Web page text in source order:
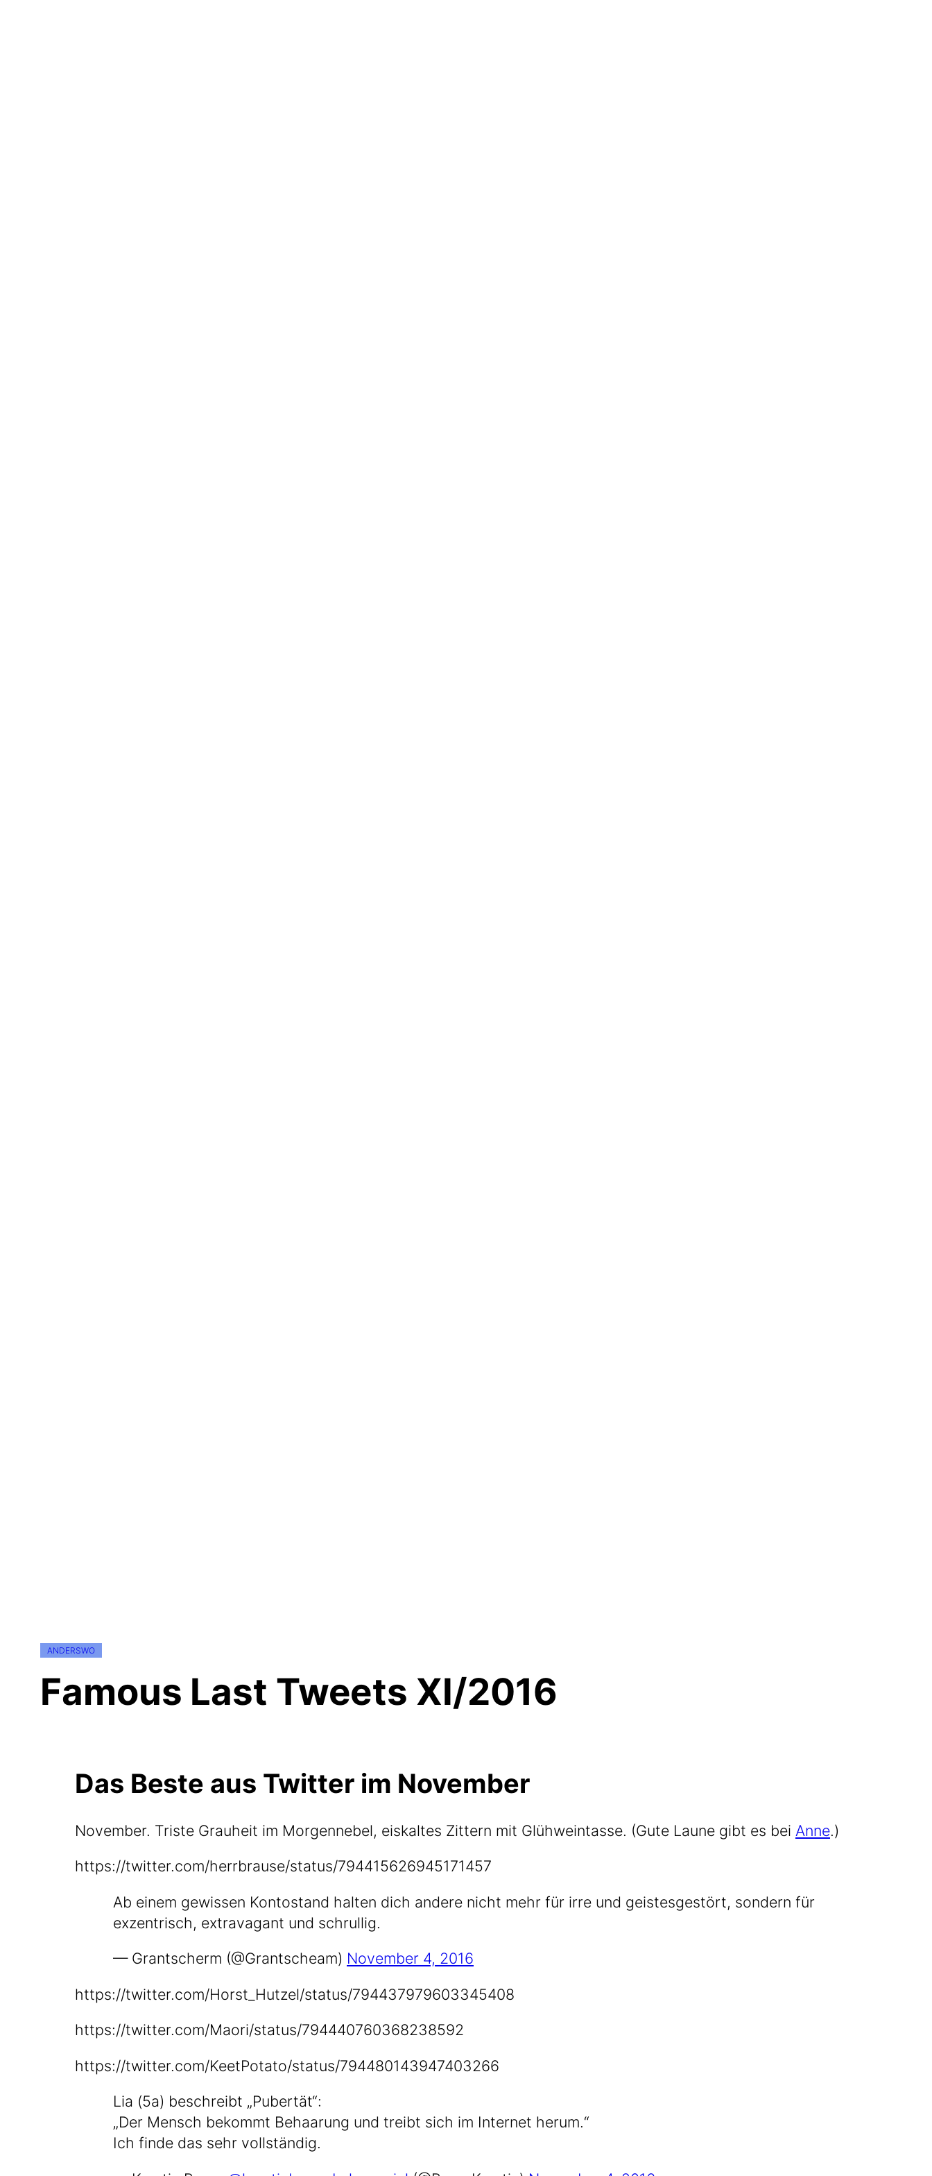
ANDERSWO
Famous Last Tweets XI/2016
Das Beste aus Twitter im November
Novem­ber. Tris­te Grau­heit im Mor­gen­ne­bel, eis­kal­tes Zit­tern mit Glüh­wein­tas­se. (Gute Lau­ne gibt es bei Anne.)
https://​twit​ter​.com/​h​e​r​r​b​r​a​u​s​e​/​s​t​a​t​u​s​/​7​9​4​4​1​5​6​2​6​9​4​5​1​7​1​457
Ab einem gewis­sen Kon­to­stand hal­ten dich ande­re nicht mehr für irre und geis­tes­ge­stört, son­dern für
exzen­trisch, extra­va­gant und schrullig.
— Grant­scherm (@Grantscheam) Novem­ber 4, 2016
https://​twit​ter​.com/​H​o​r​s​t​_​H​u​t​z​e​l​/​s​t​a​t​u​s​/​7​9​4​4​3​7​9​7​9​6​0​3​3​4​5​408
https://​twit​ter​.com/​M​a​o​r​i​/​s​t​a​t​u​s​/​7​9​4​4​4​0​7​6​0​3​6​8​2​3​8​592
https://​twit​ter​.com/​K​e​e​t​P​o​t​a​t​o​/​s​t​a​t​u​s​/​7​9​4​4​8​0​1​4​3​9​4​7​4​0​3​266
Lia (5a) beschreibt „Puber­tät“:
„Der Mensch bekommt Behaa­rung und treibt sich im Inter­net her­um.“
Ich fin­de das sehr vollständig.